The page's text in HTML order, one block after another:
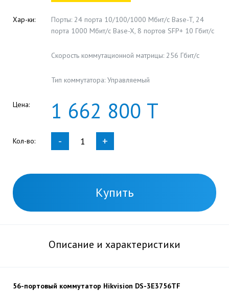
Хар-ки:
Порты: 24 порта 10/100/1000 Мбит/с Base-T, 24
порта 1000 Мбит/с Base-X, 8 портов SFP+ 10 Гбит/с
Cкорость коммутационной матрицы: 256 Гбит/с
Тип коммутатора: Управляемый
Цена: 1 662 800 Т
Кол-во: - +
Купить
Описание и характеристики
56-портовый коммутатор Hikvision DS-3E3756TF